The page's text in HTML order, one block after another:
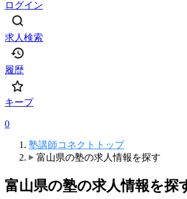
ログイン
求人検索
履歴
キープ
0
塾講師コネクトトップ
富山県の塾の求人情報を探す
富山県の塾の求人情報を探